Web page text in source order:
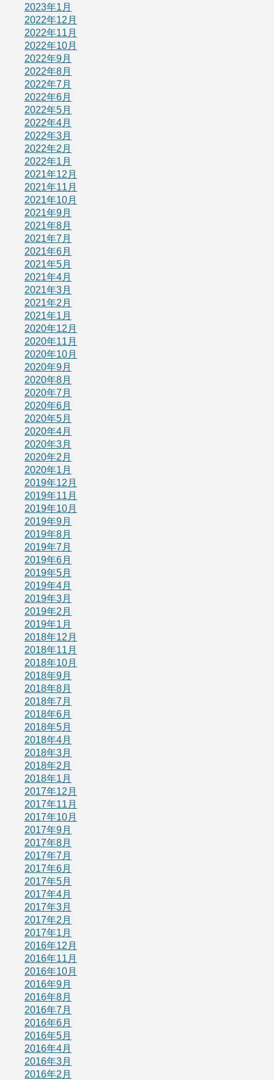
2023年1月
2022年12月
2022年11月
2022年10月
2022年9月
2022年8月
2022年7月
2022年6月
2022年5月
2022年4月
2022年3月
2022年2月
2022年1月
2021年12月
2021年11月
2021年10月
2021年9月
2021年8月
2021年7月
2021年6月
2021年5月
2021年4月
2021年3月
2021年2月
2021年1月
2020年12月
2020年11月
2020年10月
2020年9月
2020年8月
2020年7月
2020年6月
2020年5月
2020年4月
2020年3月
2020年2月
2020年1月
2019年12月
2019年11月
2019年10月
2019年9月
2019年8月
2019年7月
2019年6月
2019年5月
2019年4月
2019年3月
2019年2月
2019年1月
2018年12月
2018年11月
2018年10月
2018年9月
2018年8月
2018年7月
2018年6月
2018年5月
2018年4月
2018年3月
2018年2月
2018年1月
2017年12月
2017年11月
2017年10月
2017年9月
2017年8月
2017年7月
2017年6月
2017年5月
2017年4月
2017年3月
2017年2月
2017年1月
2016年12月
2016年11月
2016年10月
2016年9月
2016年8月
2016年7月
2016年6月
2016年5月
2016年4月
2016年3月
2016年2月